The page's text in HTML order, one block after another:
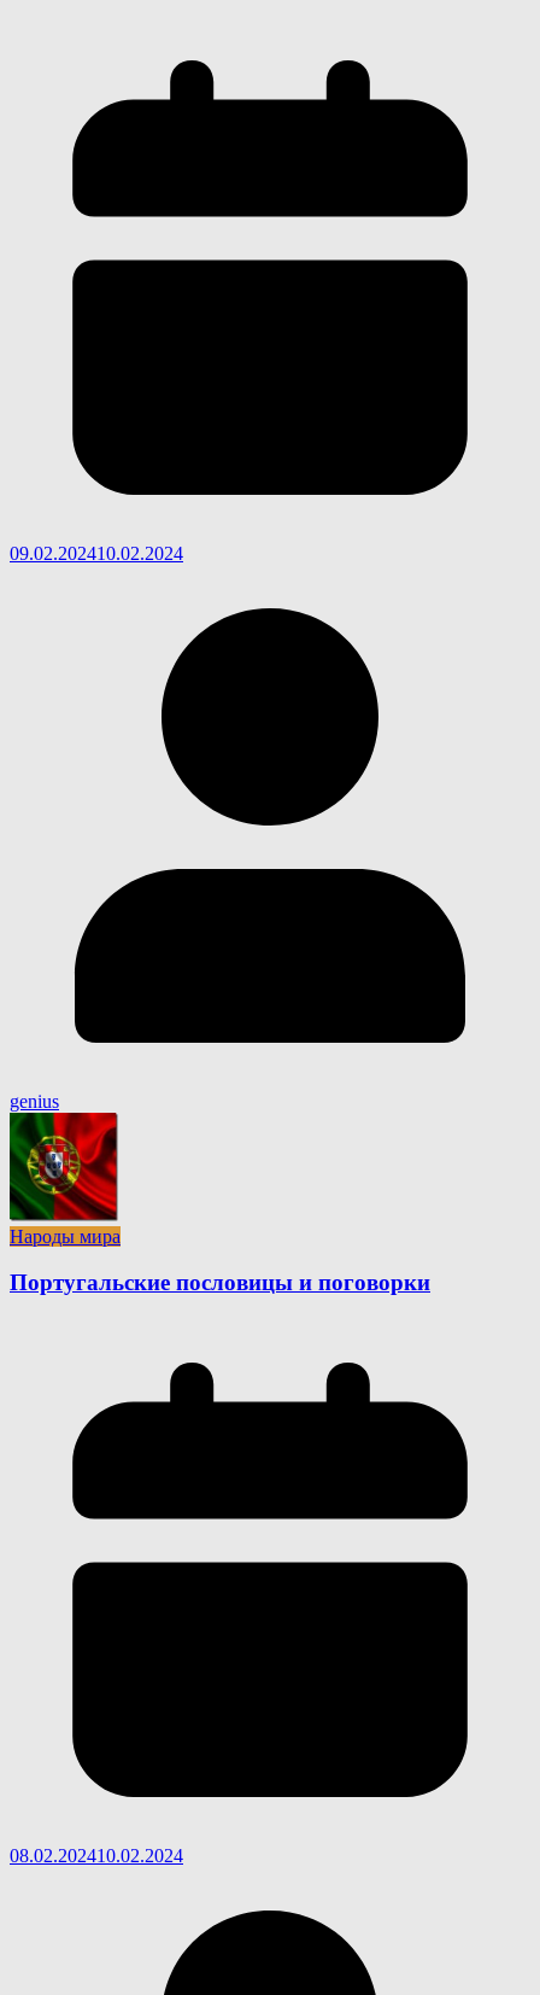
09.02.202410.02.2024
genius
Народы мира
Португальские пословицы и поговорки
08.02.202410.02.2024